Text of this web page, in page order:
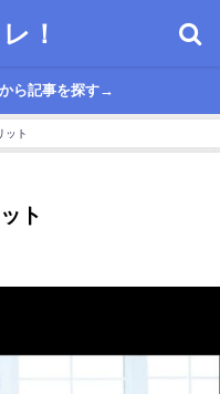
！
ら記事を探す→
ット
ト